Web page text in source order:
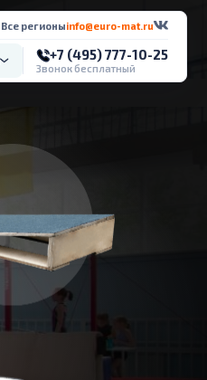
Все регионыinfo@euro-mat.ru
+7 (495) 777-10-25
Звонок бесплатный